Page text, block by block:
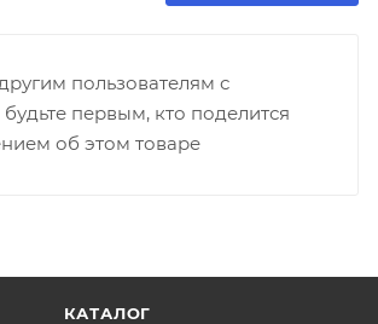
пользователям с
первым, кто поделится
об этом товаре
КАТАЛОГ